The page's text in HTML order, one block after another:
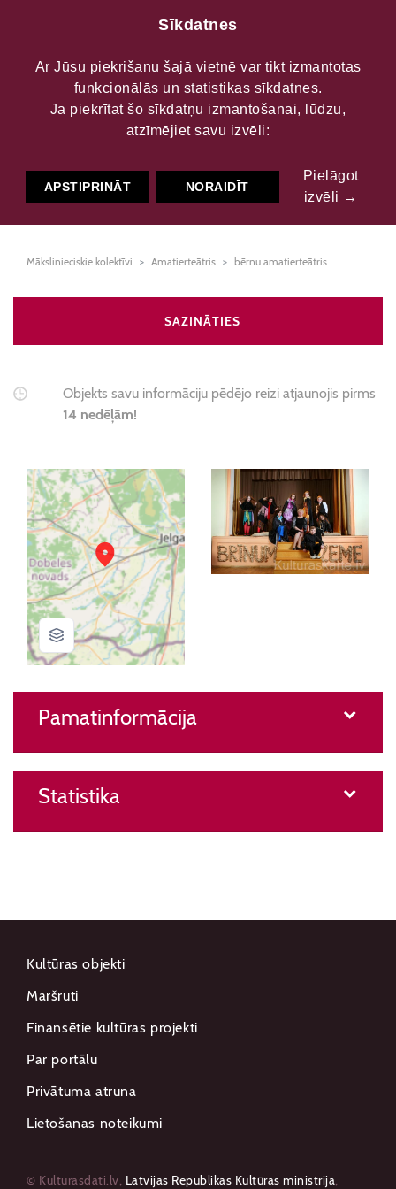
Krimūnu bērnu
dramatiskais kolektīvs
"Troksnēni"
Mākslinieciskie kolektīvi Amatierteātris bērnu amatierteātris
SAZINĀTIES
Objekts savu informāciju pēdējo reizi atjaunojis pirms
14 nedēļām!
Pamatinformācija
Statistika
Kultūras objekti
Maršruti
Finansētie kultūras projekti
Par portālu
Privātuma atruna
Lietošanas noteikumi
© Kulturasdati.lv, Latvijas Republikas Kultūras ministrija,
Sīkdatnes
Ar Jūsu piekrišanu šajā vietnē var tikt izmantotas
funkcionālās un statistikas sīkdatnes.
Ja piekrītat šo sīkdatņu izmantošanai, lūdzu,
atzīmējiet savu izvēli:
APSTIPRINĀT NORAIDĪT
Pielāgot
izvēli →